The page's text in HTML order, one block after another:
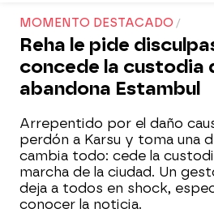
MOMENTO DESTACADO
Reha le pide
concede la custodia
abandona Estambul
Arrepentido por el daño
perdón a Karsu y toma una
cambia todo: cede la
marcha de la ciudad. Un
deja a todos en shock,
conocer la noticia.